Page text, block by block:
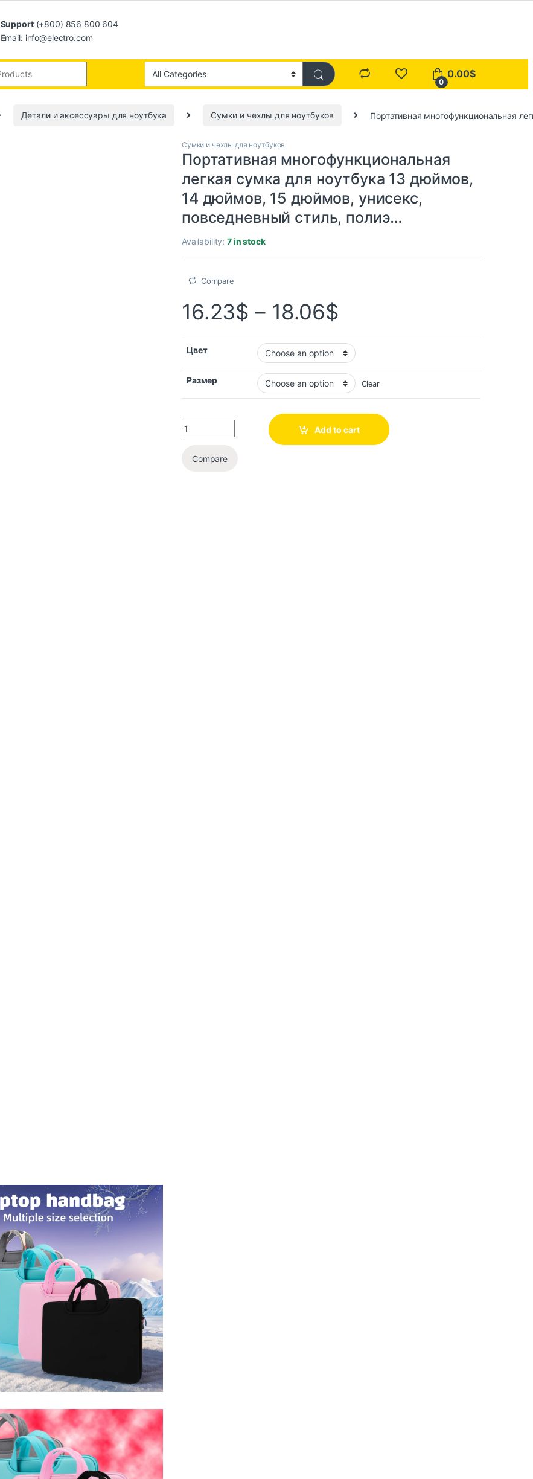
Support(+800) 856 800 604
Email: info@electro.com
0
0.00$
Детали и аксессуары для ноутбука Сумки и чехлы для ноутбуков Портативная многофункциональная
Сумки и чехлы для ноутбуков
Портативная многофункциональная
легкая сумка для ноутбука 13 дюймов,
14 дюймов, 15 дюймов, унисекс,
повседневный стиль, полиэ…
Availability:7 in stock
Compare
16.23$ – 18.06$
Цвет
Размер Clear
Add to cart
Compare